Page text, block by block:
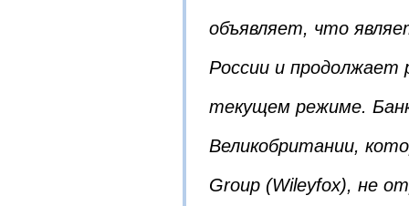
объявляет, что
России и
текущем режиме.
Великобритании,
Group (Wileyfox), не